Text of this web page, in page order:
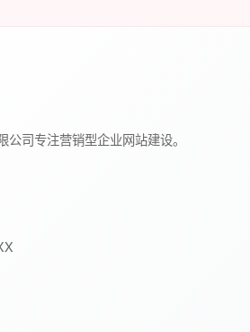
司专注营销型企业网站建设。